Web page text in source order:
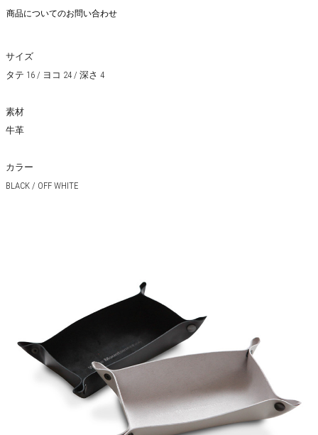
商品についてのお問い合わせ
サイズ
タテ 16 / ヨコ 24 / 深さ 4
素材
牛革
カラー
BLACK / OFF WHITE